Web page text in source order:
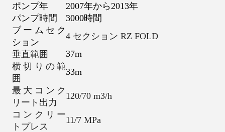
ポンプ年
2007年から2013年
パンプ時間
3000時間
ブームセク
ション
4 セクション RZ FOLD
垂直範囲
37m
横切りの範
囲
33m
最大コンク
リート出力
120/70 m3/h
コンクリー
トプレス
11/7 MPa